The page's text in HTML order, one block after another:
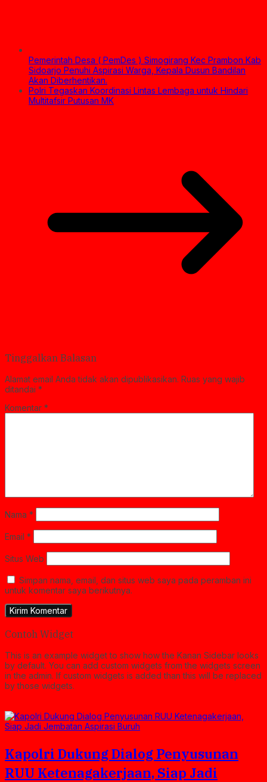
Pemerintah Desa ( PemDes ) Simogirang Kec Prambon Kab
Sidoarjo Penuhi Aspirasi Warga, Kepala Dusun Bandilan
Akan Diberhentikan.
Polri Tegaskan Koordinasi Lintas Lembaga untuk Hindari
Multitafsir Putusan MK
Tinggalkan Balasan
Alamat email Anda tidak akan dipublikasikan. Ruas yang wajib
ditandai *
Komentar *
Nama *
Email *
Situs Web
Simpan nama, email, dan situs web saya pada peramban ini
untuk komentar saya berikutnya.
Contoh Widget
This is an example widget to show how the Kanan Sidebar looks
by default. You can add custom widgets from the widgets screen
in the admin. If custom widgets is added than this will be replaced
by those widgets.
Kapolri Dukung Dialog Penyusunan
RUU Ketenagakerjaan, Siap Jadi